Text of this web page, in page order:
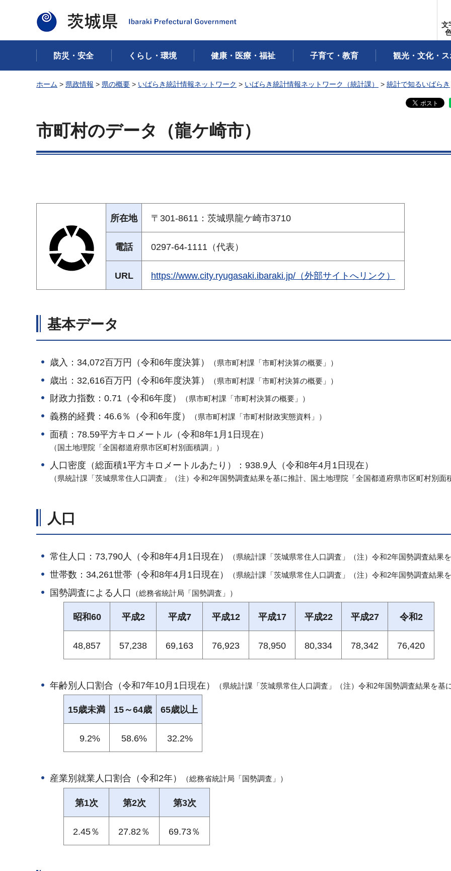
茨城県
文
防災・安全 くらし・環境 健康・医療・福祉 子育て・教育 観光・文化・
ホーム > 県政情報 > 県の概要 > いばらき統計情報ネットワーク > いばらき統計情報ネットワーク（統計課） > 統計で知るいばらき
市町村のデータ（龍ケ崎市）
所在地 〒301-8611：茨城県龍ケ崎市3710
電話 0297-64-1111（代表）
URL https://www.city.ryugasaki.ibaraki.jp/（外部サイトへリンク）
基本データ
歳入：34,072百万円（令和6年度決算） （県市町村課「市町村決算の概要」）
歳出：32,616百万円（令和6年度決算） （県市町村課「市町村決算の概要」）
財政力指数：0.71（令和6年度） （県市町村課「市町村決算の概要」）
義務的経費：46.6％（令和6年度） （県市町村課「市町村財政実態資料」）
面積：78.59平方キロメートル（令和8年1月1日現在）
（国土地理院「全国都道府県市区町村別面積調」）
人口密度（総面積1平方キロメートルあたり）：938.9人（令和8年4月1日現在）
（県統計課「茨城県常住人口調査」（注）令和2年国勢調査結果を基に推計、国土地理院「全国都道府県市区町村別面
人口
常住人口：73,790人（令和8年4月1日現在） （県統計課「茨城県常住人口調査」（注）令和2年国勢調査結果
世帯数：34,261世帯（令和8年4月1日現在） （県統計課「茨城県常住人口調査」（注）令和2年国勢調査結果
国勢調査による人口 （総務省統計局「国勢調査」）
昭和60 平成2 平成7 平成12 平成17 平成22 平成27 令和2
48,857 57,238 69,163 76,923 78,950 80,334 78,342 76,420
年齢別人口割合（令和7年10月1日現在） （県統計課「茨城県常住人口調査」（注）令和2年国勢調査結果を基
15歳未満 15～64歳 65歳以上
9.2% 58.6% 32.2%
産業別就業人口割合（令和2年） （総務省統計局「国勢調査」）
第1次 第2次 第3次
2.45％ 27.82％ 69.73％